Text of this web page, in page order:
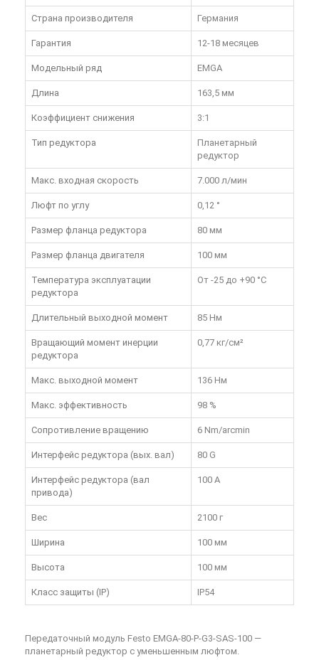
Страна производителя Германия
Гарантия 12-18 месяцев
Модельный ряд EMGA
Длина 163,5 мм
Коэффициент снижения 3:1
Тип редуктора
Планетарный
редуктор
Макс. входная скорость 7.000 л/мин
Люфт по углу 0,12 °
Размер фланца редуктора 80 мм
Размер фланца двигателя 100 мм
Температура эксплуатации
редуктора
От -25 до +90 °C
Длительный выходной момент 85 Нм
Вращающий момент инерции
редуктора
0,77 кг/см²
Макс. выходной момент 136 Нм
Макс. эффективность 98 %
Сопротивление вращению 6 Nm/arcmin
Интерфейс редуктора (вых. вал) 80 G
Интерфейс редуктора (вал
привода)
100 A
Вес 2100 г
Ширина 100 мм
Высота 100 мм
Класс защиты (IP) IP54
Передаточный модуль Festo EMGA-80-P-G3-SAS-100 —
планетарный редуктор с уменьшенным люфтом.